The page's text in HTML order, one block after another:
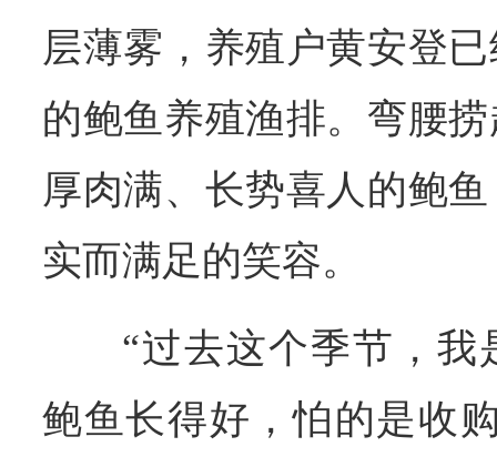
层薄雾，养殖户黄安登
的鲍鱼养殖渔排。弯腰
厚肉满、长势喜人的鲍
实而满足的笑容。
“过去这个季节，
鲍鱼长得好，怕的是收